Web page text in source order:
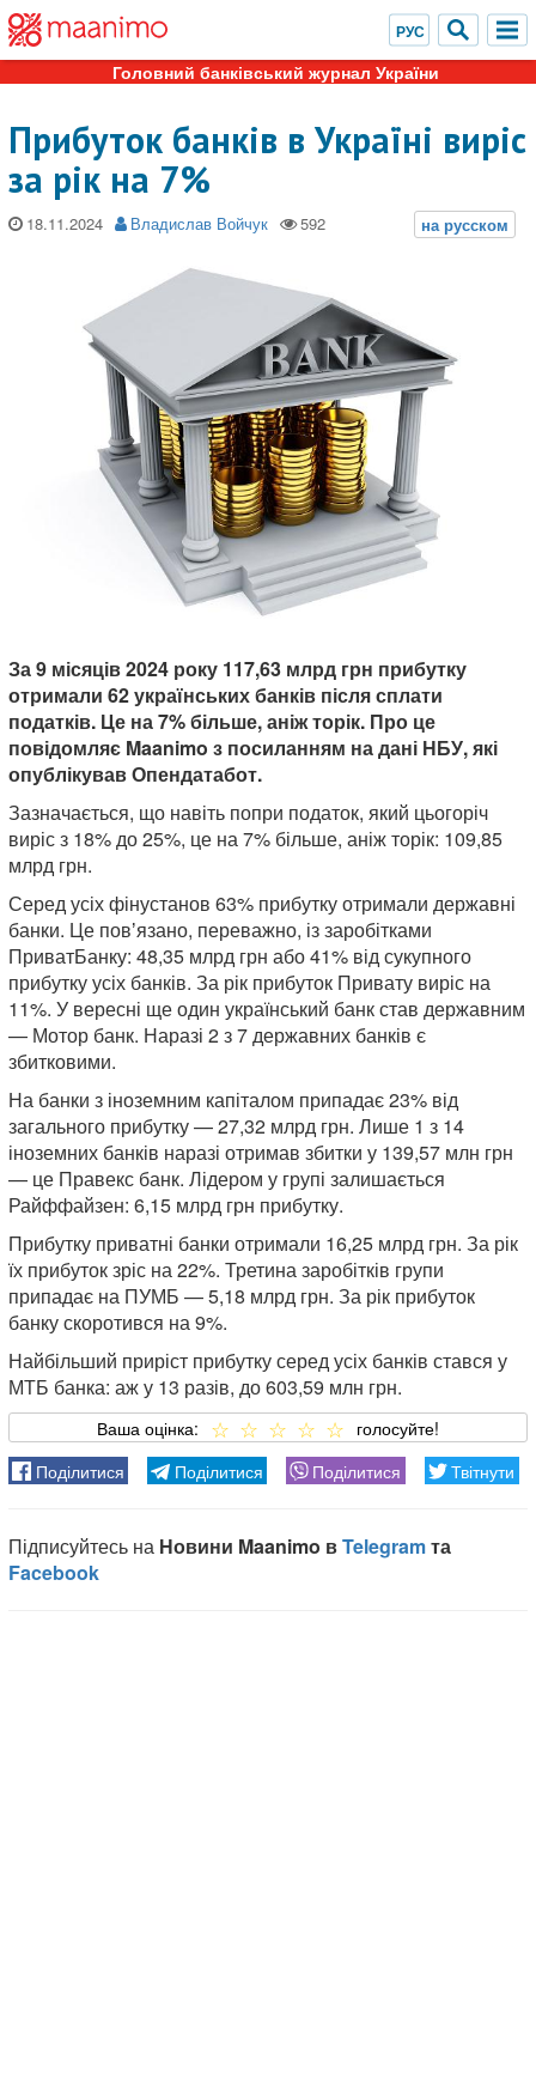
Головний банківський журнал України
Прибуток банків в Україні виріс
за рік на 7%
18.11.2024 Владислав Войчук
За 9 місяців 2024 року 117,63 млрд грн прибутку
отримали 62 українських банків після сплати
податків. Це на 7% більше, аніж торік. Про це
повідомляє Maanimo з посиланням на дані НБУ, які
опублікував Опендатабот.
Зазначається, що навіть попри податок, який цьогоріч
виріс з 18% до 25%, це на 7% більше, аніж торік: 109,85
млрд грн.
Серед усіх фінустанов 63% прибутку отримали державні
банки. Це повʼязано, переважно, із заробітками
ПриватБанку: 48,35 млрд грн або 41% від сукупного
прибутку усіх банків. За рік прибуток Привату виріс на
11%. У вересні ще один український банк став державним
— Мотор банк. Наразі 2 з 7 державних банків є
збитковими.
На банки з іноземним капіталом припадає 23% від
загального прибутку — 27,32 млрд грн. Лише 1 з 14
іноземних банків наразі отримав збитки у 139,57 млн грн
— це Правекс банк. Лідером у групі залишається
Райффайзен: 6,15 млрд грн прибутку.
Прибутку приватні банки отримали 16,25 млрд грн. За рік
їх прибуток зріс на 22%. Третина заробітків групи
припадає на ПУМБ — 5,18 млрд грн. За рік прибуток
банку скоротився на 9%.
Найбільший приріст прибутку серед усіх банків стався у
МТБ банка: аж у 13 разів, до 603,59 млн грн.